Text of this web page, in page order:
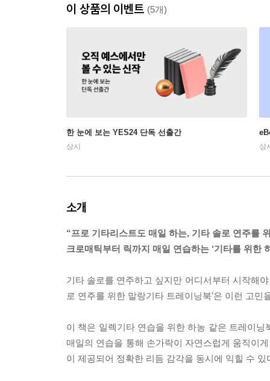
이 상품의 이벤트 (5개)
한 눈에 보는 YES24 단독 선출간
상시 상
소개
“프로 기타리스트도 매일 하는, 기타 솔로 연주를
크로매틱부터 릭까지 매일 연습하는 ‘기타를 위한
기타 솔로를 연주하고 싶지만 어디서부터 시작해
로 연주를 위한 말랑기타 트레이닝북’은 이런 고
이 책은 일렉기타 연습을 위한 하농 같은 트레이
매일의 연습을 통해 손가락이 자연스럽게 움직이
이 제공되어 정확한 리듬 감각을 동시에 익힐 수 있